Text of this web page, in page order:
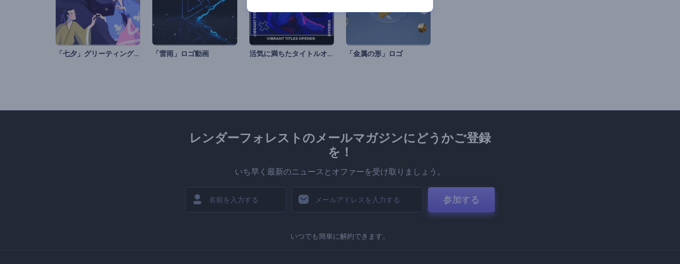
「七夕」グリーティングアニメ 「雷雨」ロゴ動画 活気に満ちたタイトルオープニング動画 「金属の形」ロゴ
レンダーフォレストのメールマガジンにどうかご登録
を！
いち早く最新のニュースとオファーを受け取りましょう。
参加する
いつでも簡単に解約できます。